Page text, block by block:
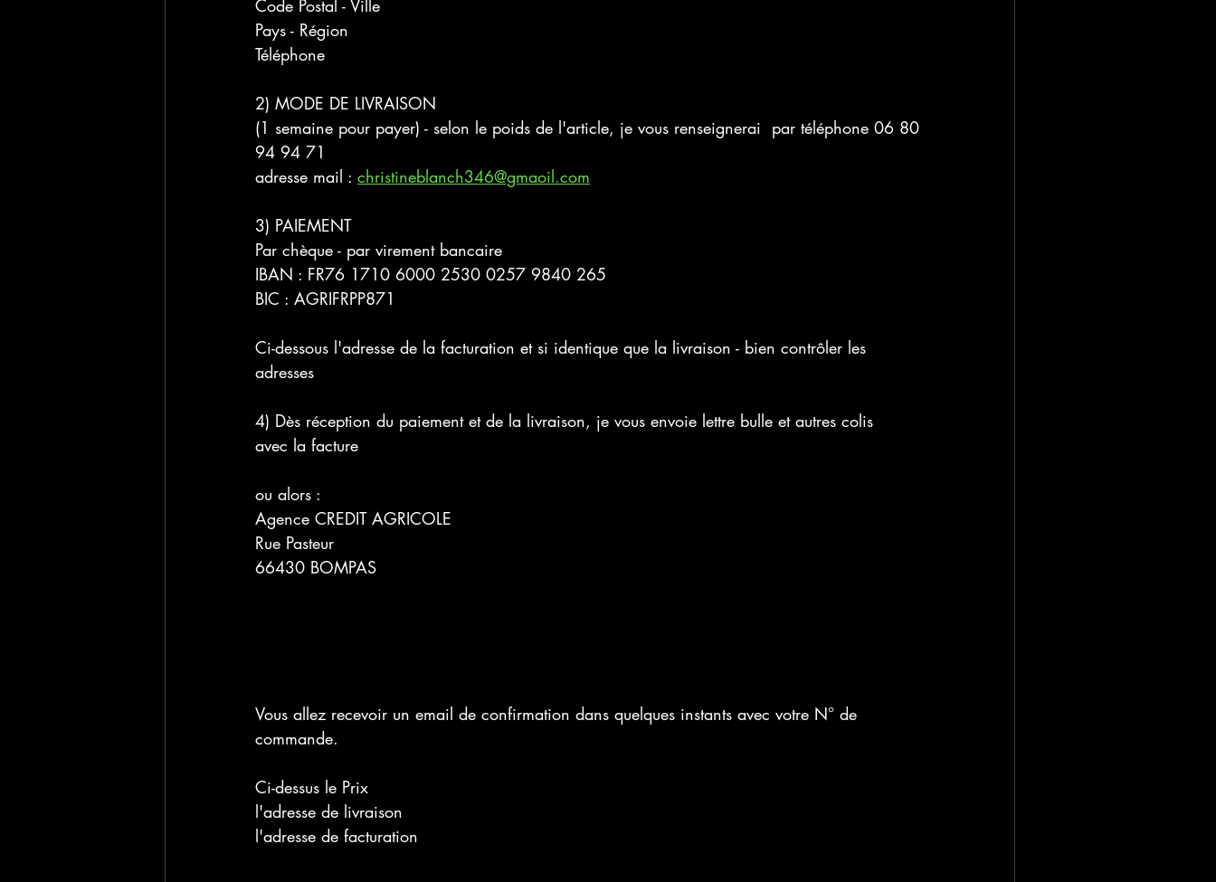
Code Postal - Ville
Pays - Région
Téléphone
2) MODE DE LIVRAISON
(1 semaine pour payer) - selon le poids de l'article, je vous renseignerai  par téléphone 06 80
94 94 71
adresse mail : christineblanch346@gmaoil.com
3) PAIEMENT
Par chèque - par virement bancaire
IBAN : FR76 1710 6000 2530 0257 9840 265
BIC : AGRIFRPP871
Ci-dessous l'adresse de la facturation et si identique que la livraison - bien contrôler les
adresses
4) Dès réception du paiement et de la livraison, je vous envoie lettre bulle et autres colis
avec la facture
ou alors :
Agence CREDIT AGRICOLE
Rue Pasteur
66430 BOMPAS
Vous allez recevoir un email de confirmation dans quelques instants avec votre N° de
commande.
Ci-dessus le Prix
l'adresse de livraison
l'adresse de facturation